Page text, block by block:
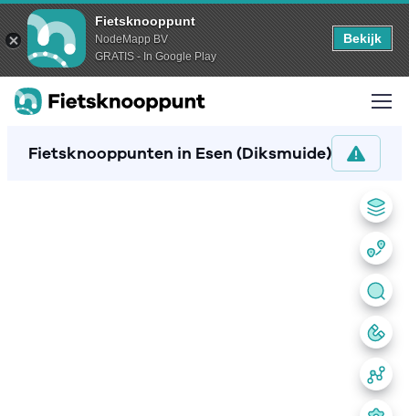
Fietsknooppunt
NodeMapp BV
GRATIS - In Google Play
Bekijk
Fietsknooppunten in Esen (Diksmuide)